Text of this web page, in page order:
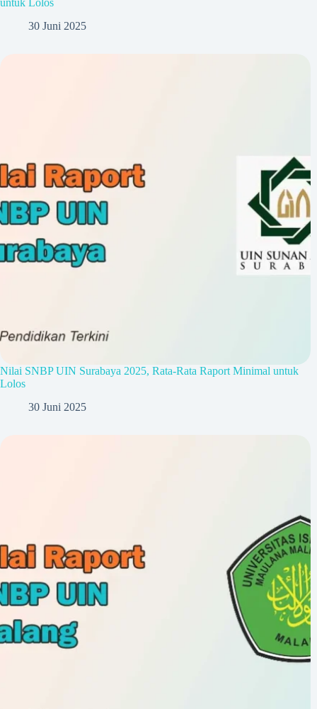
untuk Lolos
30 Juni 2025
Nilai SNBP UIN Surabaya 2025, Rata-Rata Raport Minimal untuk
Lolos
30 Juni 2025